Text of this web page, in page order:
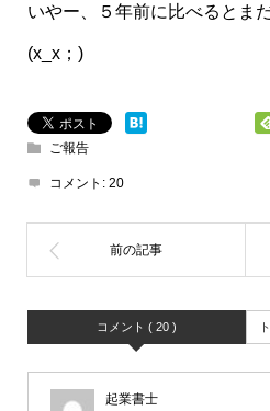
いやー、５年前に比べるとま
(x_x；)
ご報告
コメント: 20
コメント ( 20 )
起業書士